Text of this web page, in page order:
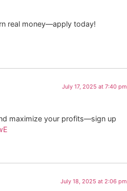
real money—apply today!
July 17, 2025 at 7:40 pm
maximize your profits—sign up
July 18, 2025 at 2:06 pm